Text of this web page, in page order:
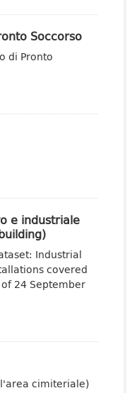
Soccorso
di Pronto
e industriale
Industrial
covered
24 September
cimiteriale)